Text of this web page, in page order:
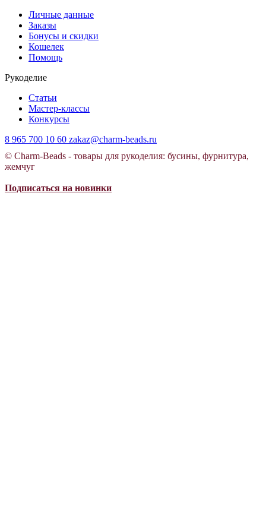
Личные данные
Заказы
Бонусы и скидки
Кошелек
Помощь
Рукоделие
Статьи
Мастер-классы
Конкурсы
8 965 700 10 60 zakaz@charm-beads.ru
© Charm-Beads - товары для рукоделия: бусины, фурнитура,
жемчуг
Подписаться на новинки